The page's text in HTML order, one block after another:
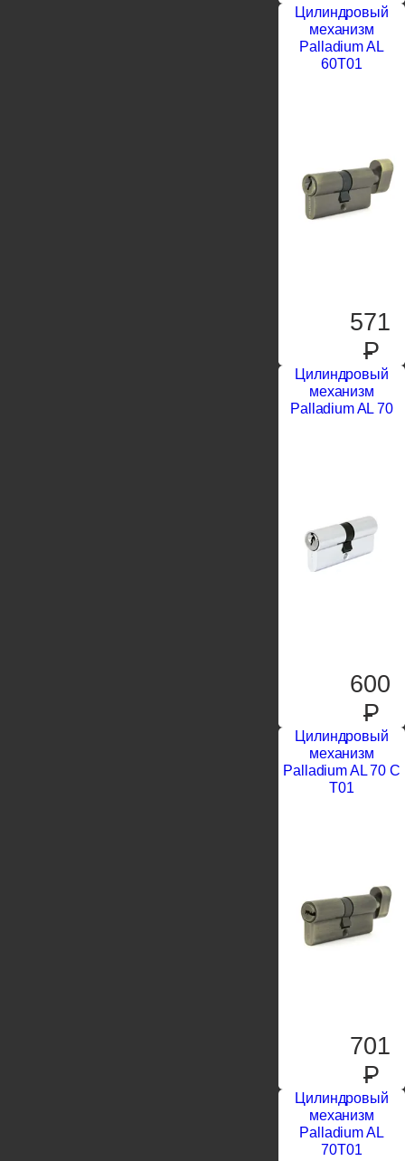
Цилиндровый
механизм
Palladium AL
60T01
571
P
Цилиндровый
механизм
Palladium AL 70
600
P
Цилиндровый
механизм
Palladium AL 70 C
T01
701
P
Цилиндровый
механизм
Palladium AL
70T01